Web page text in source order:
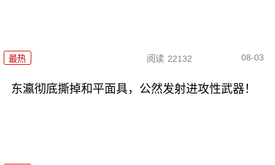
最热 阅读 22132 08-03
东瀛彻底撕掉和平面具，公然发射进攻性武器！